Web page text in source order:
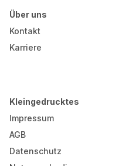
Über uns
Kontakt
Karriere
Kleingedrucktes
Impressum
AGB
Datenschutz